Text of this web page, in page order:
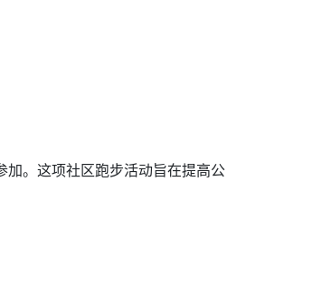
。这项社区跑步活动旨在提高公